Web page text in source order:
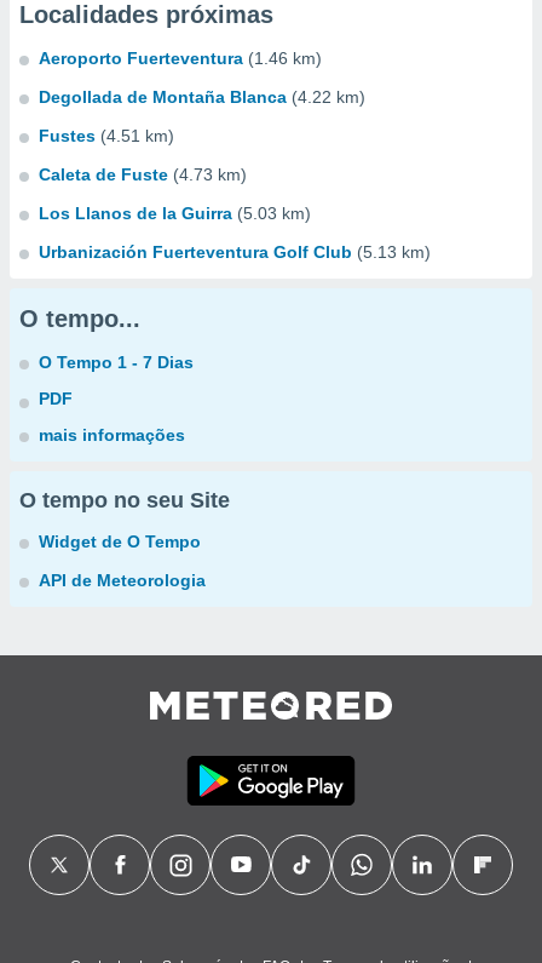
Localidades próximas
Aeroporto Fuerteventura (1.46 km)
Degollada de Montaña Blanca (4.22 km)
Fustes (4.51 km)
Caleta de Fuste (4.73 km)
Los Llanos de la Guirra (5.03 km)
Urbanización Fuerteventura Golf Club (5.13 km)
O tempo...
O Tempo 1 - 7 Dias
PDF
mais informações
O tempo no seu Site
Widget de O Tempo
API de Meteorologia